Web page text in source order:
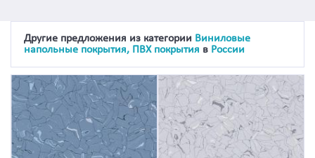
Другие предложения из категории Виниловые
напольные покрытия, ПВХ покрытия в России